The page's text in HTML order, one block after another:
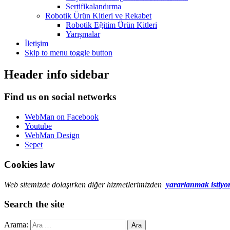
Sertifikalandırma
Robotik Ürün Kitleri ve Rekabet
Robotik Eğitim Ürün Kitleri
Yarışmalar
İletişim
Skip to menu toggle button
Header info sidebar
Find us on social networks
WebMan on Facebook
Youtube
WebMan Design
Sepet
Cookies law
Web sitemizde dolaşırken diğer hizmetlerimizden yararlanmak
Search the site
Arama: